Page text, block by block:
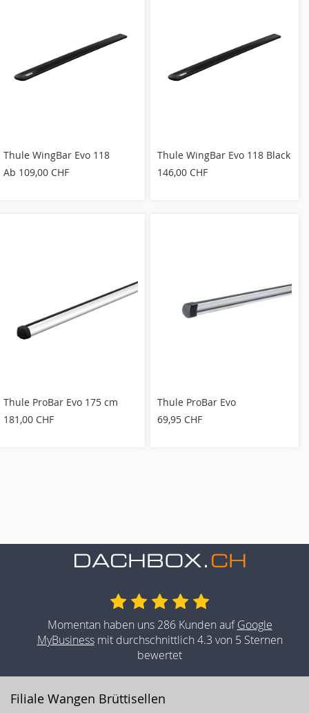
Thule WingBar Evo 118
Ab 109,00 CHF
Thule WingBar Evo 118 Black
146,00 CHF
Thule ProBar Evo 175 cm
181,00 CHF
Thule ProBar Evo
69,95 CHF
Momentan haben uns 286 Kunden aufGoogle
MyBusinessmit durchschnittlich 4.3 von 5 Sternen
bewertet
Filiale Wangen Brüttisellen